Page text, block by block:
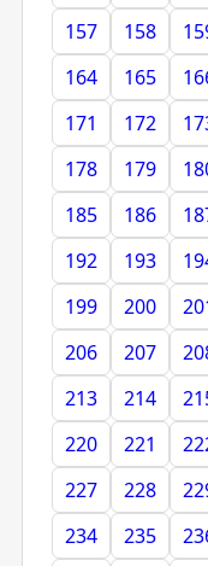
157
158
164
165
171
172
178
179
185
186
192
193
199
200
206
207
213
214
220
221
227
228
234
235